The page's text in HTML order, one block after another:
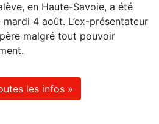
en Haute-Savoie, a été
4 août. L’ex-présentateur
malgré tout pouvoir
les infos »